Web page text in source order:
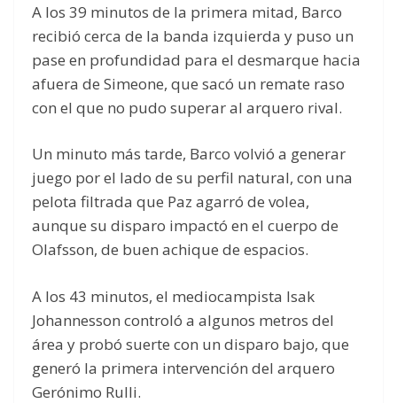
A los 39 minutos de la primera mitad, Barco
recibió cerca de la banda izquierda y puso un
pase en profundidad para el desmarque hacia
afuera de Simeone, que sacó un remate raso
con el que no pudo superar al arquero rival.
Un minuto más tarde, Barco volvió a generar
juego por el lado de su perfil natural, con una
pelota filtrada que Paz agarró de volea,
aunque su disparo impactó en el cuerpo de
Olafsson, de buen achique de espacios.
A los 43 minutos, el mediocampista Isak
Johannesson controló a algunos metros del
área y probó suerte con un disparo bajo, que
generó la primera intervención del arquero
Gerónimo Rulli.